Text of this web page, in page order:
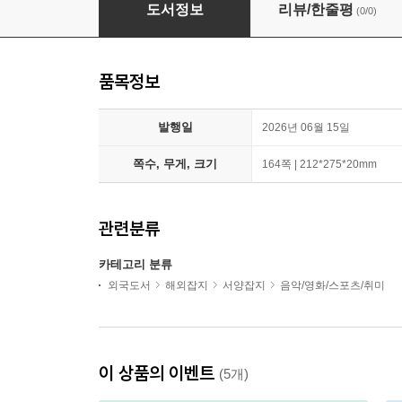
도서정보 리뷰/한줄평 (0/0)
품목정보
발행일 2026년 06월 15일
쪽수, 무게, 크기 164쪽 | 212*275*20mm
관련분류
카테고리 분류
외국도서 해외잡지 서양잡지 음악/영화/스포츠/취미
이 상품의 이벤트 (5개)